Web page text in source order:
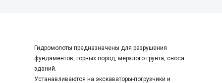
Гидромолоты предназначены для разрушения
фундаментов, горных пород, мерзлого грунта, сноса
зданий.
Устанавливаются на экскаваторы-погрузчики и